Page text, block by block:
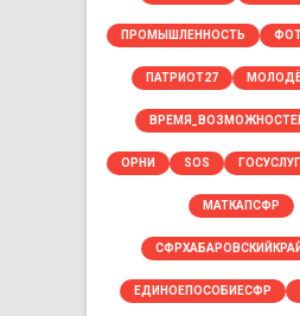
ПРОМЫШЛЕННОСТЬ
ПАТРИОТ27
ОРНИ SOS
МАТКАПСФР
ЕДИНОЕПОСОБИЕСФР